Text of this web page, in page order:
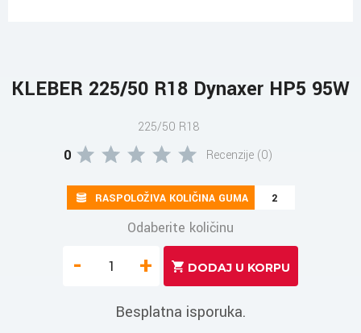
KLEBER 225/50 R18 Dynaxer HP5 95W
225/50 R18
0 Recenzije (0)
RASPOLOŽIVA KOLIČINA GUMA 2
Odaberite količinu
- +
Besplatna isporuka.